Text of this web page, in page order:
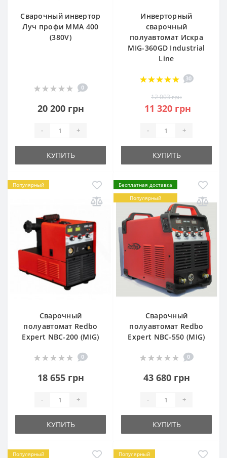
Сварочный инвертор
Луч профи ММА 400
(380V)
0
20 200 грн
- +
КУПИТЬ
Инверторный
сварочный
полуавтомат Искра
MIG-360GD Industrial
Line
30
12 003 грн
11 320 грн
- +
КУПИТЬ
Популярный
Сварочный
полуавтомат Redbo
Expert NBC-200 (MIG)
0
18 655 грн
- +
КУПИТЬ
Бесплатная доставка
Популярный
Сварочный
полуавтомат Redbo
Expert NBC-550 (MIG)
0
43 680 грн
- +
КУПИТЬ
Популярный
Популярный